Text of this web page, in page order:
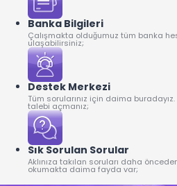
Banka Bilgileri
Çalışmakta olduğumuz tüm banka
ulaşabilirsiniz;
Destek Merkezi
Tüm sorularınız için daima
talebi açmanız;
Sık Sorulan Sorular
Aklınıza takılan soruları daha
okumakta daima fayda var;